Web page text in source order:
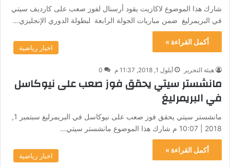
شارك هذا الموضوع لاكازيت يقود أرسنال لفوز صعب على كارديف سيتي
في البريمرليغ ضمن مباريات الجولة الرابعة لبطولة الدوري الإنجليزي…
أكمل القراءة »
اخبار رياضية
هيئة التحرير أيلول 1, 2018, 11:37 م 0
مانشستر سيتي يحقق فوز صعب على نيوكاسل
في البريمرليغ
مانشستر سيتي يحقق فوز صعب على نيوكاسل في البريمرليغ سبتمبر 1,
2018 | 10:07 م شارك هذا الموضوع مانشستر سيتي…
أكمل القراءة »
اخبار رياضية